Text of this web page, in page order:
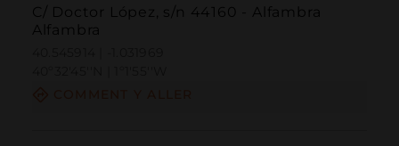
C/ Doctor López, s/n 44160 - Alfambra
Alfambra